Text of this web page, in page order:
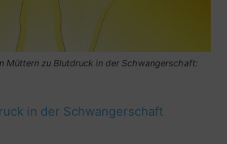
Müttern zu Blutdruck in der Schwangerschaft:
in der Schwangerschaft